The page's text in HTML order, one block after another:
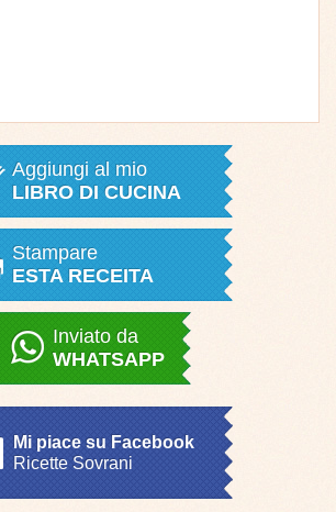
Aggiungi al mio
LIBRO DI CUCINA
Stampare
ESTA RECEITA
Inviato da
WHATSAPP
Mi piace su Facebook
Ricette Sovrani